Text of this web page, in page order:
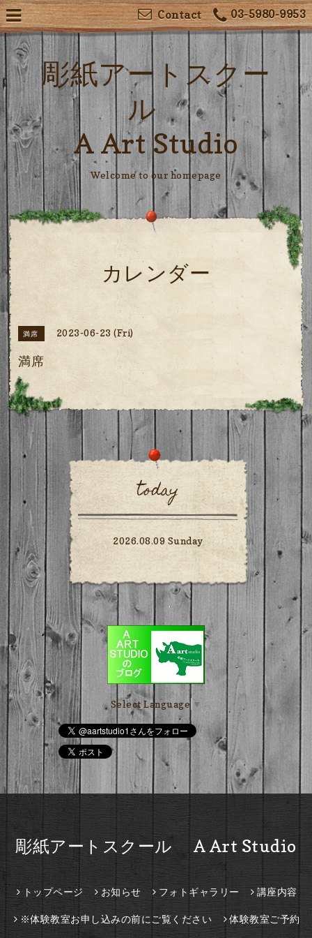
03-5980-9953
Contact
彫紙アートスクー
ル
A Art Studio
Welcome to our homepage
カレンダー
満席 2023-06-23 (Fri)
満席
today
2026.08.09 Sunday
Select Language ▼
彫紙アートスクール A Art Studio
トップページ お知らせ フォトギャラリー 講座内容
※体験教室お申し込みの前にご覧ください 体験教室ご予約